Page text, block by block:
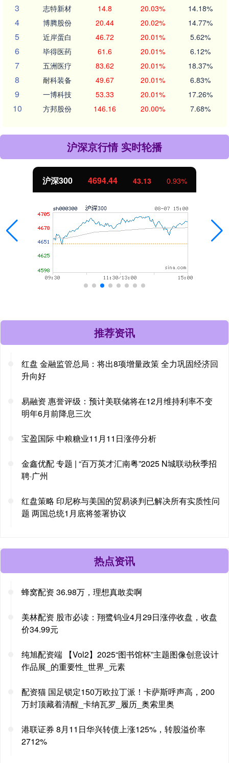
3 志特新材 14.8 20.03% 14.18%
4 博腾股份 20.44 20.02% 14.77%
5 近岸蛋白 46.72 20.01% 5.62%
6 毕得医药 61.6 20.01% 6.12%
7 五洲医疗 83.62 20.01% 18.37%
8 耐科装备 49.67 20.01% 6.83%
9 一博科技 53.33 20.01% 17.26%
10 方邦股份 146.16 20.00% 7.68%
沪深京行情 实时轮播
北证50 1134.24 11.37 1.01%
推荐资讯
红盘 金融监管总局：将出8项增量政策 全力巩固经济回
升向好
易融资 惠誉评级：预计美联储将在12月维持利率不变
明年6月前降息三次
宝盈国际 中粮糖业11月11日涨停分析
金鑫优配 专题 | “百万英才汇南粤”2025 N城联动秋季招
聘·广州
红盘策略 印尼称与美国的贸易谈判已解决所有实质性问
题 两国总统1月底将签署协议
热点资讯
蜂窝配资 36.98万，理想真敢卖啊
美林配资 股市必读：翔鹭钨业4月29日涨停收盘，收盘
价34.99元
纯旭配资端 【Vol2】2025“图书馆杯”主题图像创意设计
作品展_的重要性_世界_元素
配资猫 国足锁定150万欧拉丁派！卡萨斯呼声高，200
万封顶藏着清醒_卡纳瓦罗_履历_奥索里奥
港联证券 8月11日华兴转债上涨125%，转股溢价率
2712%